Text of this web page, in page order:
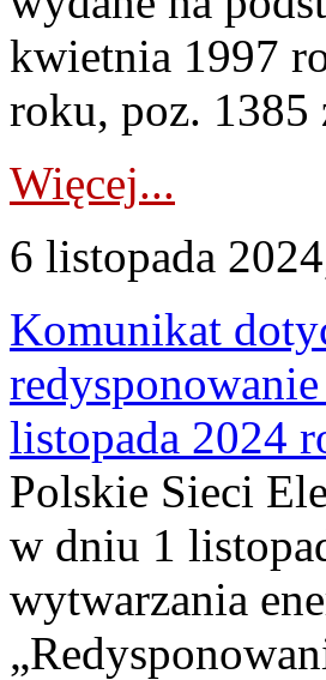
kwietnia 1997
roku, poz. 1385
Więcej...
6 listopada
Komunikat
listopada 2024
Polskie Sieci
w dniu 1
wytwarzania